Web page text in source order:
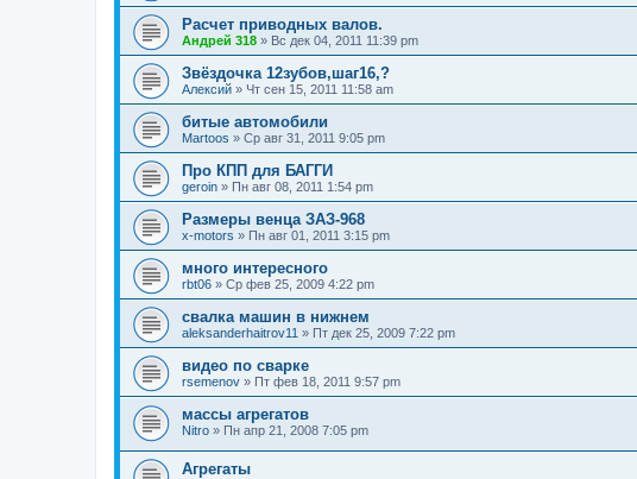
Расчет приводных валов.
Андрей 318 » Вс дек 04, 2011 11:39 pm
Звёздочка 12зубов,шаг16,?
Алексий » Чт сен 15, 2011 11:58 am
битые автомобили
Martoos » Ср авг 31, 2011 9:05 pm
Про КПП для БАГГИ
geroin » Пн авг 08, 2011 1:54 pm
Размеры венца ЗАЗ-968
x-motors » Пн авг 01, 2011 3:15 pm
много интересного
rbt06 » Ср фев 25, 2009 4:22 pm
свалка машин в нижнем
aleksanderhaitrov11 » Пт дек 25, 2009 7:22 pm
видео по сварке
rsemenov » Пт фев 18, 2011 9:57 pm
массы агрегатов
Nitro » Пн апр 21, 2008 7:05 pm
Агрегаты